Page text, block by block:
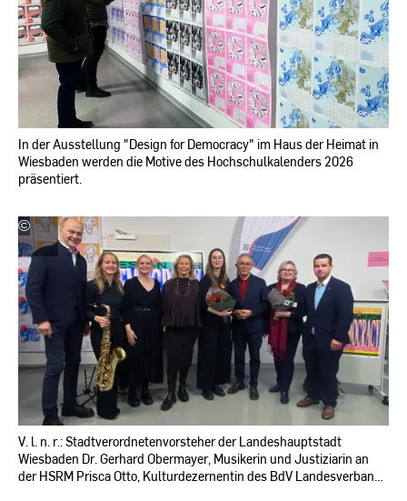
In der Ausstellung "Design for Democracy" im Haus der Heimat in
Wiesbaden werden die Motive des Hochschulkalenders 2026
präsentiert.
©
Hochschule
RheinMain
V. l. n. r.: Stadtverordnetenvorsteher der Landeshauptstadt
Wiesbaden Dr. Gerhard Obermayer, Musikerin und Justiziarin an
der HSRM Prisca Otto, Kulturdezernentin des BdV Landesverband